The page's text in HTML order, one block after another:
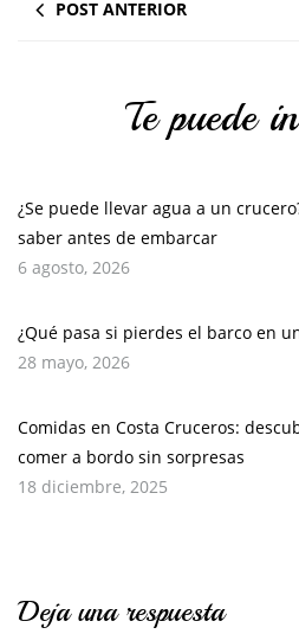
POST ANTERIOR
Te puede
¿Se puede llevar agua a un
saber antes de embarcar
6 agosto, 2026
¿Qué pasa si pierdes el barco en
28 mayo, 2026
Comidas en Costa Cruceros:
comer a bordo sin sorpresas
18 diciembre, 2025
Deja una respuesta